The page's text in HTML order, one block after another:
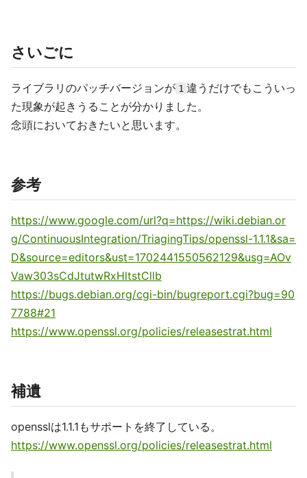
さいごに
ライブラリのパッチバージョンが 1 違うだけでもこういっ
た現象が起きうることが分かりました。
念頭においておきたいと思います。
参考
https://www.google.com/url?q=https://wiki.debian.or
g/ContinuousIntegration/TriagingTips/openssl-1.1.1&sa=
D&source=editors&ust=1702441550562129&usg=AOv
Vaw303sCdJtutwRxHltstCllb
https://bugs.debian.org/cgi-bin/bugreport.cgi?bug=90
7788#21
https://www.openssl.org/policies/releasestrat.html
補遺
opensslは1.1.1もサポートを終了している。
https://www.openssl.org/policies/releasestrat.html